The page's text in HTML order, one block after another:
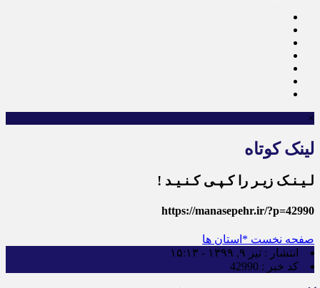
×
لینک کوتاه
لـیـنـک زیـر را کـپـی کـنـیـد !
https://manasepehr.ir/?p=42990
صفحه نخست *استان ها
انتشار : تیر ۹, ۱۳۹۹ - ۱۵:۱۳
کد خبر : 42990